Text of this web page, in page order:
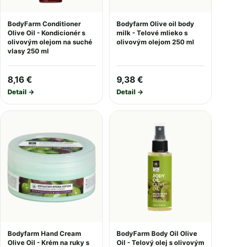
BodyFarm Conditioner
Olive Oil - Kondicionér s
olivovým olejom na suché
vlasy 250 ml
8,16 €
Detail →
Bodyfarm Olive oil body
milk - Telové mlieko s
olivovým olejom 250 ml
9,38 €
Detail →
Bodyfarm Hand Cream
Olive Oil - Krém na ruky s
BodyFarm Body Oil Olive
Oil - Telový olej s olivovým